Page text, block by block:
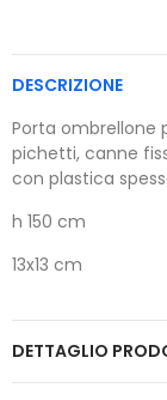
DESCRIZIONE
Porta ombrellone
pichetti, canne
con plastica
h 150 cm
13x13 cm
DETTAGLIO